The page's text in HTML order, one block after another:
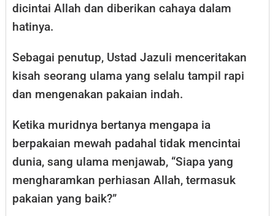
dicintai Allah dan diberikan cahaya dalam
hatinya.
Sebagai penutup, Ustad Jazuli menceritakan
kisah seorang ulama yang selalu tampil rapi
dan mengenakan pakaian indah.
Ketika muridnya bertanya mengapa ia
berpakaian mewah padahal tidak mencintai
dunia, sang ulama menjawab, “Siapa yang
mengharamkan perhiasan Allah, termasuk
pakaian yang baik?”